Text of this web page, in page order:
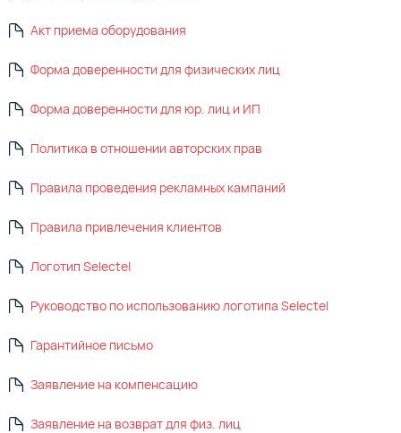
Акт приема оборудования
Форма доверенности для физических лиц
Форма доверенности для юр. лиц и ИП
Политика в отношении авторских прав
Правила проведения рекламных кампаний
Правила привлечения клиентов
Логотип Selectel
Руководство по использованию логотипа Selectel
Гарантийное письмо
Заявление на компенсацию
Заявление на возврат для физ. лиц